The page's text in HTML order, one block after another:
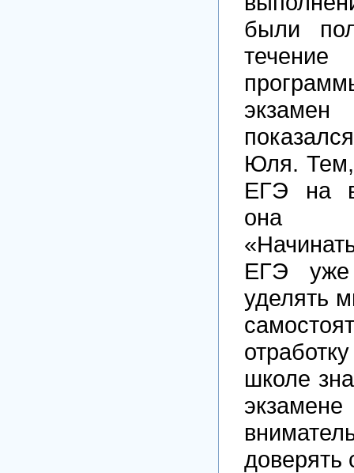
были
Юля. Тем,
ЕГЭ на
она
ЕГЭ
уделять
школе
доверять